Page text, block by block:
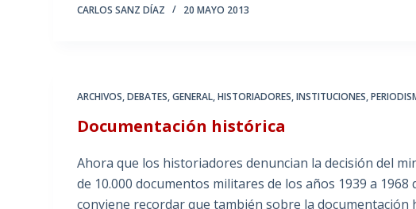
CARLOS SANZ DÍAZ 20 MAYO 2013
ARCHIVOS,DEBATES,GENERAL,HISTORIADORES,INSTITUCIONES,
Documentación histórica
Ahora que los historiadores denuncian la decisión del
de 10.000 documentos militares de los años 1939 a
conviene recordar que también sobre la